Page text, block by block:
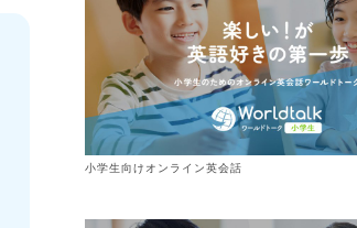
小学生向けオンライン英会話